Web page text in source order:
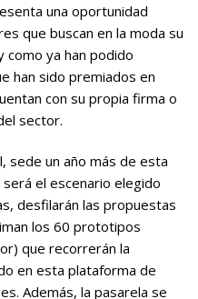
una oportunidad
que buscan en la moda su
ya han podido
han sido premiados en
con su propia firma o
sector.
sede un año más de esta
el escenario elegido
desfilarán las propuestas
los 60 prototipos
que recorrerán la
en esta plataforma de
Además, la pasarela se